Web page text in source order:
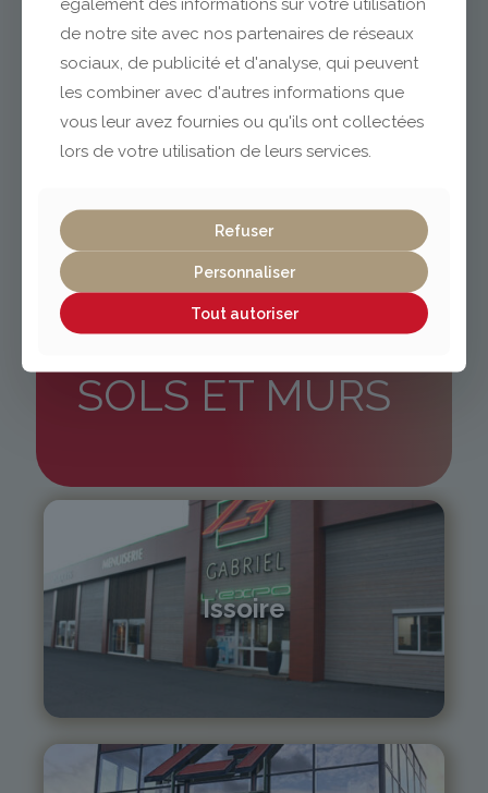
SOLS ET MURS
Issoire
04 73 55 06 09
de notre site avec nos partenaires de réseaux
sociaux, de publicité et d'analyse, qui peuvent
les combiner avec d'autres informations que
vous leur avez fournies ou qu'ils ont collectées
lors de votre utilisation de leurs services.
Refuser
Personnaliser
Tout autoriser